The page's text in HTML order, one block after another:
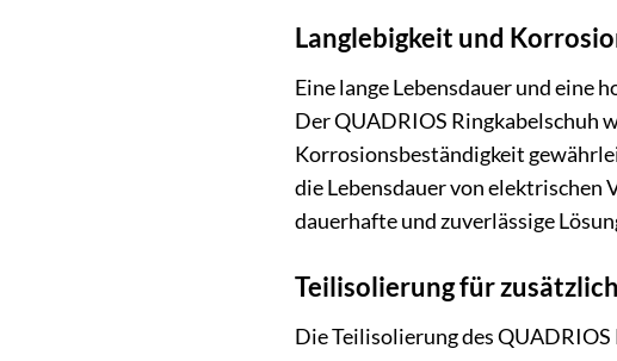
Langlebigkeit und
Eine lange Lebensdauer und eine
Der QUADRIOS Ringkabelschuh
Korrosionsbeständigkeit
die Lebensdauer von elektrischen
dauerhafte und zuverlässige
Teilisolierung für
Die Teilisolierung des